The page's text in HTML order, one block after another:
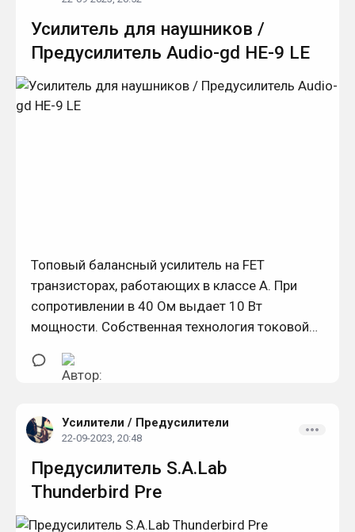
Усилитель для наушников /
Предусилитель Audio-gd HE-9 LE
Топовый балансный усилитель на FET
транзисторах, работающих в классе А. При
сопротивлении в 40 Ом выдает 10 Вт
мощности. Собственная технология токовой
выход. Отсутствие обратной связи.
Усилители / Предусилители
22-09-2023, 20:48
Предусилитель S.A.Lab
Thunderbird Pre